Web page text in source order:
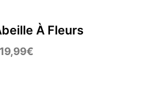
À Fleurs
19,99€